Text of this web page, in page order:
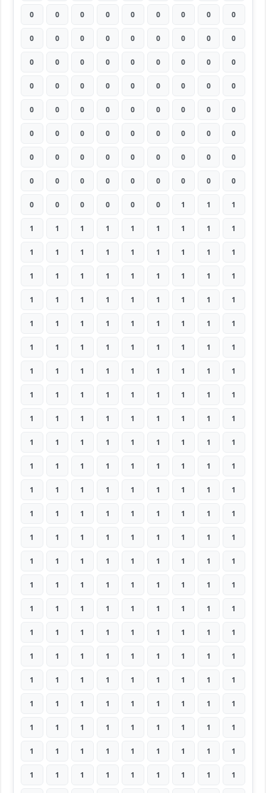
0 0 0 0 0 0 0 0 0
0 0 0 0 0 0 0 0 0
0 0 0 0 0 0 0 0 0
0 0 0 0 0 0 0 0 0
0 0 0 0 0 0 0 0 0
0 0 0 0 0 0 0 0 0
0 0 0 0 0 0 0 0 0
0 0 0 0 0 0 0 0 0
0 0 0 0 0 0 1 1 1
1 1 1 1 1 1 1 1 1
1 1 1 1 1 1 1 1 1
1 1 1 1 1 1 1 1 1
1 1 1 1 1 1 1 1 1
1 1 1 1 1 1 1 1 1
1 1 1 1 1 1 1 1 1
1 1 1 1 1 1 1 1 1
1 1 1 1 1 1 1 1 1
1 1 1 1 1 1 1 1 1
1 1 1 1 1 1 1 1 1
1 1 1 1 1 1 1 1 1
1 1 1 1 1 1 1 1 1
1 1 1 1 1 1 1 1 1
1 1 1 1 1 1 1 1 1
1 1 1 1 1 1 1 1 1
1 1 1 1 1 1 1 1 1
1 1 1 1 1 1 1 1 1
1 1 1 1 1 1 1 1 1
1 1 1 1 1 1 1 1 1
1 1 1 1 1 1 1 1 1
1 1 1 1 1 1 1 1 1
1 1 1 1 1 1 1 1 1
1 1 1 1 1 1 1 1 1
1 1 1 1 1 1 1 1 1